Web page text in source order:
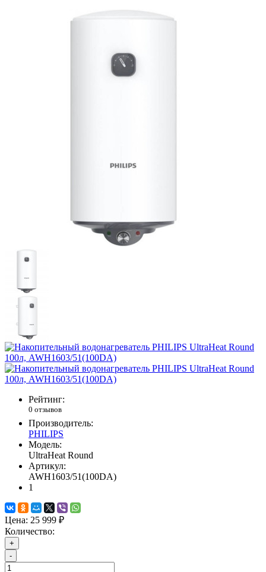
Рейтинг:
0 отзывов
Производитель:
PHILIPS
Модель:
UltraHeat Round
Артикул:
AWH1603/51(100DA)
1
Цена: 25 999 ₽
Количество:
+
-